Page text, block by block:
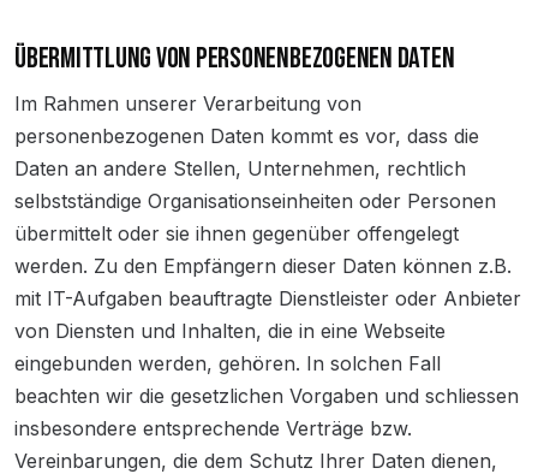
ÜBERMITTLUNG VON PERSONENBEZOGENEN DATEN
Im Rahmen unserer Verarbeitung von
personenbezogenen Daten kommt es vor, dass die
Daten an andere Stellen, Unternehmen, rechtlich
selbstständige Organisationseinheiten oder Personen
übermittelt oder sie ihnen gegenüber offengelegt
werden. Zu den Empfängern dieser Daten können z.B.
mit IT-Aufgaben beauftragte Dienstleister oder Anbieter
von Diensten und Inhalten, die in eine Webseite
eingebunden werden, gehören. In solchen Fall
beachten wir die gesetzlichen Vorgaben und schliessen
insbesondere entsprechende Verträge bzw.
Vereinbarungen, die dem Schutz Ihrer Daten dienen,